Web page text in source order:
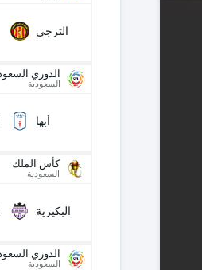
الترجي
الدوري
السعودية
أبها
كأس الملك
السعودية
البكيرية
الدوري
السعودية